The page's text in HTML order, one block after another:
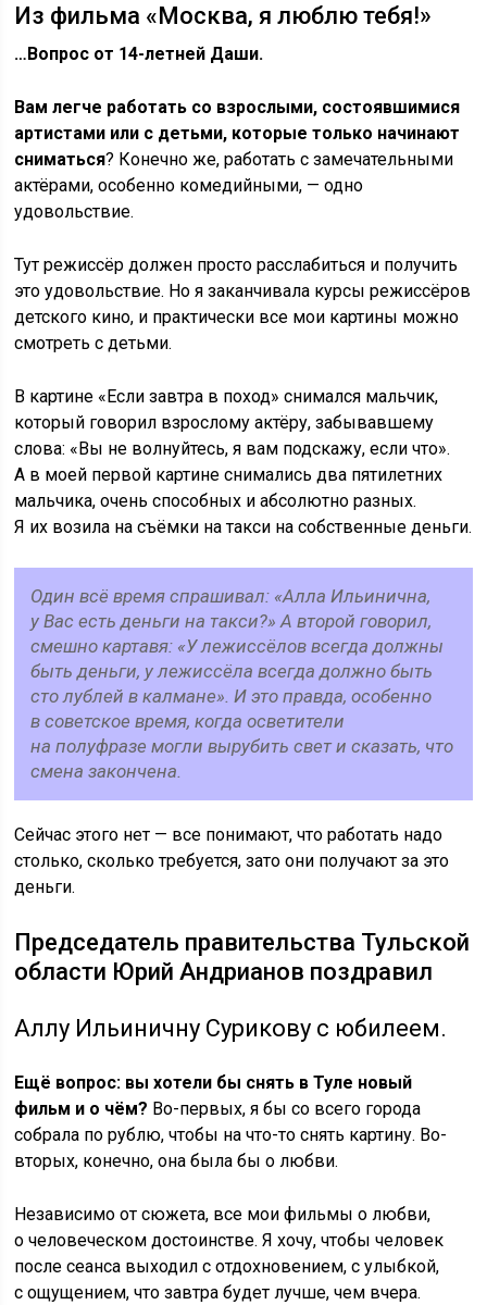
Из фильма «Москва, я люблю тебя!»
…Вопрос от 14-летней Даши.
Вам легче работать со взрослыми, состоявшимися
артистами или с детьми, которые только начинают
сниматься? Конечно же, работать с замечательными
актёрами, особенно комедийными, — одно
удовольствие.
Тут режиссёр должен просто расслабиться и получить
это удовольствие. Но я заканчивала курсы режиссёров
детского кино, и практически все мои картины можно
смотреть с детьми.
В картине «Если завтра в поход» снимался мальчик,
который говорил взрослому актёру, забывавшему
слова: «Вы не волнуйтесь, я вам подскажу, если что».
А в моей первой картине снимались два пятилетних
мальчика, очень способных и абсолютно разных.
Я их возила на съёмки на такси на собственные деньги.
Один всё время спрашивал: «Алла Ильинична,
у Вас есть деньги на такси?» А второй говорил,
смешно картавя: «У лежиссёлов всегда должны
быть деньги, у лежиссёла всегда должно быть
сто лублей в калмане». И это правда, особенно
в советское время, когда осветители
на полуфразе могли вырубить свет и сказать, что
смена закончена.
Сейчас этого нет — все понимают, что работать надо
столько, сколько требуется, зато они получают за это
деньги.
Председатель правительства Тульской
области Юрий Андрианов поздравил
Аллу Ильиничну Сурикову с юбилеем.
Ещё вопрос: вы хотели бы снять в Туле новый
фильм и о чём? Во-первых, я бы со всего города
собрала по рублю, чтобы на что-то снять картину. Во-
вторых, конечно, она была бы о любви.
Независимо от сюжета, все мои фильмы о любви,
о человеческом достоинстве. Я хочу, чтобы человек
после сеанса выходил с отдохновением, с улыбкой,
с ощущением, что завтра будет лучше, чем вчера.